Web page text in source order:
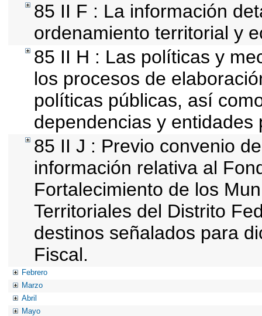
85 II F : La información
ordenamiento territorial y
85 II H : Las políticas y
los procesos de
políticas públicas, así
dependencias y entidades
85 II J : Previo convenio
información relativa al
Fortalecimiento de los
Territoriales del Distrito
destinos señalados para
Fiscal.
Febrero
Marzo
Abril
Mayo